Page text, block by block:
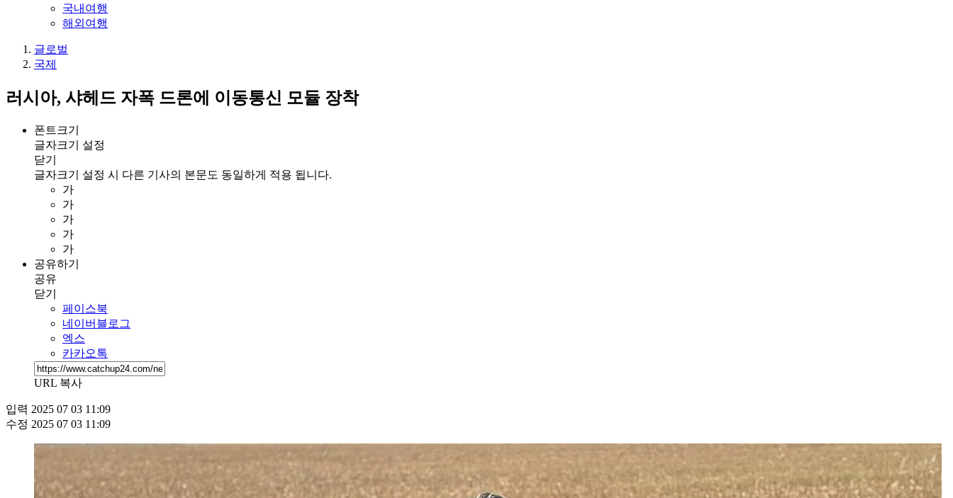
국내여행
해외여행
글로벌
국제
러시아, 샤헤드 자폭 드론에 이동통신 모듈 장착
폰트크기
글자크기 설정
닫기
글자크기 설정 시 다른 기사의 본문도 동일하게 적용 됩니다.
가
가
가
가
가
공유하기
공유
닫기
페이스북
네이버블로그
엑스
카카오톡
URL 복사
입력 2025 07 03 11:09
수정 2025 07 03 11:09